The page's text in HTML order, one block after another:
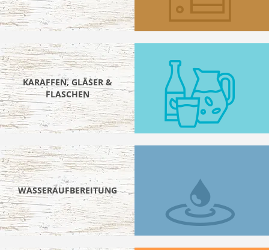
KARAFFEN, GLÄSER &
FLASCHEN
WASSERAUFBEREITUNG